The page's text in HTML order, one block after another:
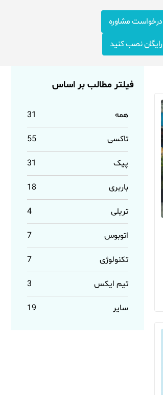
درخواست مشاوره
رایگان نصب کنید
فیلتر مطالب بر اساس
همه 31
تاکسی 55
پیک 31
باربری 18
تریلی 4
اتوبوس 7
تکنولوژی 7
تیم ایکس 3
سایر 19